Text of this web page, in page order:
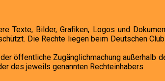
Texte, Bilder, Grafiken, Logos und
Die Rechte liegen beim Deutschen
öffentliche Zugänglichmachung außerhalb
des jeweils genannten Rechteinhabers.